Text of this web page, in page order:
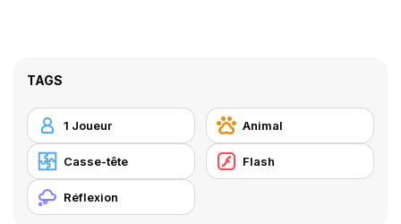
TAGS
1 Joueur Animal
Casse-tête Flash
Réflexion